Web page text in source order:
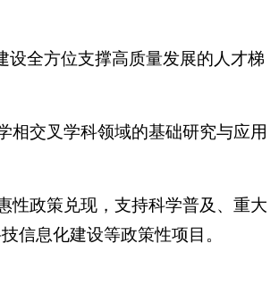
设全方位支撑高质量发展的人才梯
相交叉学科领域的基础研究与应用
性政策兑现，支持科学普及、重大
信息化建设等政策性项目。